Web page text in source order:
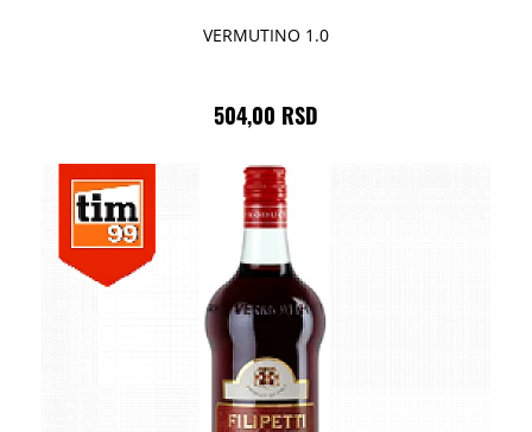
VERMUTINO 1.0
504,00 RSD